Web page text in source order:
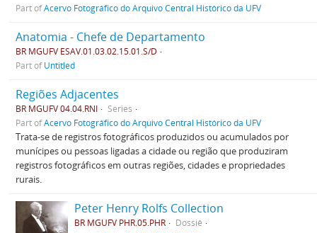
Part ofAcervo Fotográfico do Arquivo Central Histórico da UFV
Anatomia - Chefe de Departamento
BR MGUFV ESAV.01.03.02.15.01.S/D
Part ofUntitled
Regiões Adjacentes
BR MGUFV 04.04.RNI
Series
Part ofAcervo Fotográfico do Arquivo Central Histórico da UFV
Trata-se de registros fotográficos produzidos ou acumulados por
munícipes ou pessoas ligadas a cidade ou região que produziram
registros fotográficos em outras regiões, cidades e propriedades
rurais.
Peter Henry Rolfs Collection
BR MGUFV PHR.05.PHR
Dossiê